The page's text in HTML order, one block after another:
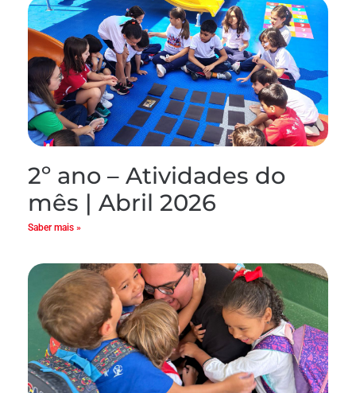
2º ano – Atividades do
mês | Abril 2026
Saber mais »